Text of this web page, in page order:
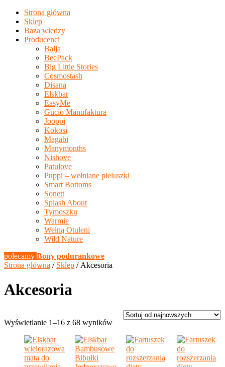
Strona główna
Sklep
Baza wiedzy
Producenci
Balja
BeePack
Big Little Stories
Cosmostash
Disana
Elskbar
EasyMe
Gucio Manufaktura
Jooppi
Kokosi
Magabi
Manymonths
Nishove
Patulove
Puppi – wełniane pieluszki
Smart Bottoms
Sonett
Splash About
Tymoszku
Warmie
Wełną Otuleni
Wild Nature
polecamy Bony podurankowe
Strona główna / Sklep / Akcesoria
Akcesoria
Wyświetlanie 1–16 z 68 wynikówPosortowane
najnowszych